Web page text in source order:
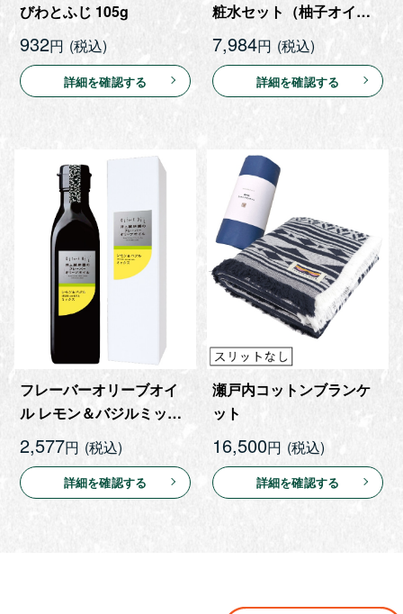
びわとふじ 105g
932円
詳細を確認する
粧水セット（柚子オイル
8mLプレゼント）
7,984円
詳細を確認する
フレーバーオリーブオイ
ル レモン＆バジルミック
ス 180g
2,577円
詳細を確認する
瀬戸内コットンブランケ
ット
16,500円
詳細を確認する